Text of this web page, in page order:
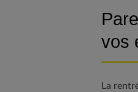
vos
La